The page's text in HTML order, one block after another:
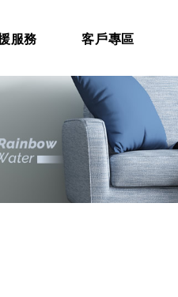
服務 客戶專區